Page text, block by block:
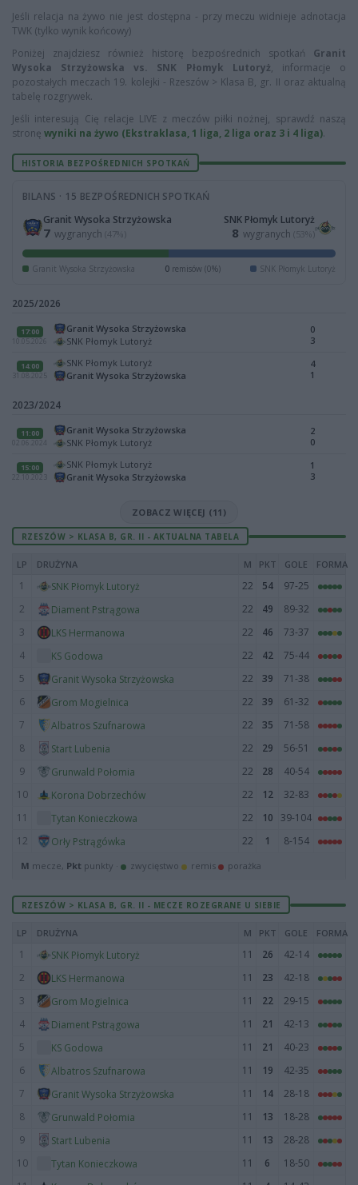
Jeśli relacja na żywo nie jest dostępna - przy meczu widnieje adnotacja
TWK (tylko wynik końcowy)
Poniżej znajdziesz również historę bezpośrednich spotkań Granit
Wysoka Strzyżowska vs. SNK Płomyk Lutoryż, informacje o
pozostałych meczach 19. kolejki - Rzeszów > Klasa B, gr. II oraz aktualną
tabelę rozgrywek.
Jeśli interesują Cię relacje LIVE z meczów piłki nożnej, sprawdź naszą
stronę wyniki na żywo (Ekstraklasa, 1 liga, 2 liga oraz 3 i 4 liga).
HISTORIA BEZPOŚREDNICH SPOTKAŃ
BILANS · 15 BEZPOŚREDNICH SPOTKAŃ
Granit Wysoka Strzyżowska
7 wygranych (47%)
SNK Płomyk Lutoryż
8 wygranych (53%)
Granit Wysoka Strzyżowska 0 remisów (0%) SNK Płomyk Lutoryż
2025/2026
17:00
10.05.2026
Granit Wysoka Strzyżowska
SNK Płomyk Lutoryż
0
3
14:00
31.08.2025
SNK Płomyk Lutoryż
Granit Wysoka Strzyżowska
4
1
2023/2024
11:00
02.06.2024
Granit Wysoka Strzyżowska
SNK Płomyk Lutoryż
2
0
15:00
22.10.2023
SNK Płomyk Lutoryż
Granit Wysoka Strzyżowska
1
3
ZOBACZ WIĘCEJ (11)
RZESZÓW > KLASA B, GR. II - AKTUALNA TABELA
LP DRUŻYNA M PKT GOLE FORMA
1 SNK Płomyk Lutoryż 22 54
97-25
2
Diament Pstrągowa 22 49
89-32
3
LKS Hermanowa 22 46
73-37
4
KS Godowa 22 42
75-44
5
Granit Wysoka Strzyżowska 22 39
71-38
6
Grom Mogielnica 22 39
61-32
7
Albatros Szufnarowa 22 35
71-58
8
Start Lubenia 22 29
56-51
9
Grunwald Połomia 22 28
40-54
10
Korona Dobrzechów 22 12
32-83
11
Tytan Konieczkowa 22 10
39-104
12
Orły Pstrągówka 22 1 8-154
M mecze, Pkt punkty · zwycięstwo remis porażka
RZESZÓW > KLASA B, GR. II - MECZE ROZEGRANE U SIEBIE
LP DRUŻYNA M PKT GOLE FORMA
1 SNK Płomyk Lutoryż 11 26
42-14
2
LKS Hermanowa 11 23
42-18
3
Grom Mogielnica 11 22
29-15
4
Diament Pstrągowa 11 21
42-13
5
KS Godowa 11 21
40-23
6
Albatros Szufnarowa 11 19
42-35
7
Granit Wysoka Strzyżowska 11 14
28-18
8
Grunwald Połomia 11 13
18-28
9
Start Lubenia 11 13
28-28
10
Tytan Konieczkowa 11 6
18-50